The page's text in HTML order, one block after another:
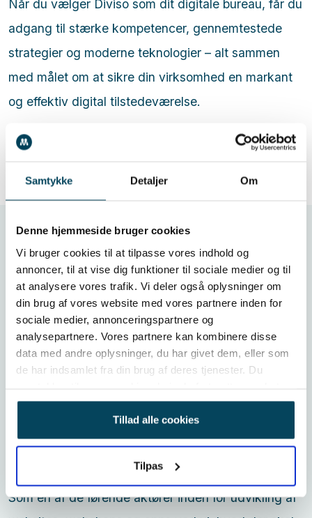
Samtykke Detaljer Om
Denne hjemmeside bruger cookies
Vi bruger cookies til at tilpasse vores indhold og
annoncer, til at vise dig funktioner til sociale medier og til
at analysere vores trafik. Vi deler også oplysninger om
din brug af vores website med vores partnere inden for
sociale medier, annonceringspartnere og
analysepartnere. Vores partnere kan kombinere disse
data med andre oplysninger, du har givet dem, eller som
de har indsamlet fra din brug af deres tjenester. Du
anvende vores hjemmeside.
Tillad alle cookies
Tilpas
Når du vælger Diviso som dit digitale bureau, får du
adgang til stærke kompetencer, gennemtestede
strategier og moderne teknologier – alt sammen
med målet om at sikre din virksomhed en markant
og effektiv digital tilstedeværelse.
Digitale løsninger
Diviso besidder den nødvendige ekspertise og
erfaring til at udvikle softwareløsninger, der både er
effektive og giver en optimal brugeroplevelse. Med
mere end 20 års erfaring med softwareudvikling og
over 10 år inden for app-udvikling består vores
team af passionerede specialister, der skaber
løsninger, hvor brugervenlighed, æstetik og
marketing går op i en højere enhed.
Vi står klar til at løfte din software til næste niveau.
Som en af de førende aktører inden for udvikling af